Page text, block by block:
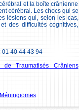
et la boîte crânienne
cérébral. Les chocs qui se
lésions qui, selon les cas,
des difficultés cognitives,
01 40 44 43 94
Traumatisés Crâniens
Méningiomes.